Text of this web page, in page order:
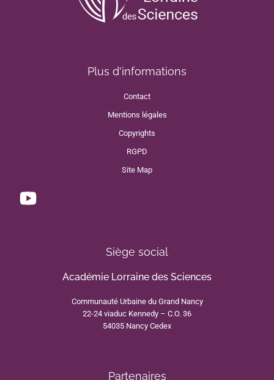
Plus d'informations
Contact
Mentions légales
Copyrights
RGPD
Site Map
Siège social
Académie Lorraine des Sciences
Communauté Urbaine du Grand Nancy
22-24 viaduc Kennedy – C.O. 36
54035 Nancy Cedex
Partenaires